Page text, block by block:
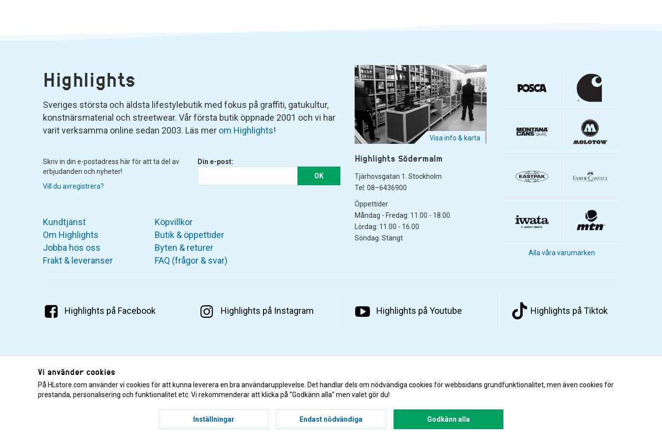
Highlights
Sveriges största och äldsta lifestylebutik med fokus på graffiti, gatukultur,
konstnärsmaterial och streetwear. Vår första butik öppnade 2001 och vi har
varit verksamma online sedan 2003. Läs mer om Highlights!
Skriv in din e-postadress här för att ta del av
erbjudanden och nyheter!
Vill du avregistrera?
Din e-post:
OK
Visa info & karta
Highlights Södermalm
Tjärhovsgatan 1. Stockholm
Tel: 08–6436900
Öppettider
Måndag - Fredag: 11.00 - 18.00
Lördag: 11.00 - 16.00
Söndag: Stängt
Kundtjänst
Om Highlights
Jobba hos oss
Frakt & leveranser
Köpvillkor
Butik & öppettider
Byten & returer
FAQ (frågor & svar)
Alla våra varumärken
Highlights på Facebook Highlights på Instagram Highlights på Youtube Highlights på Tiktok
© 2001–2026 Highlights/KR Distribution AB.
Vi använder cookies
På HLstore.com använder vi cookies för att kunna leverera en bra användarupplevelse. Det handlar dels om nödvändiga cookies för webbsidans grundfunktionalitet, men även cookies för
prestanda, personalisering och funktionalitet etc. Vi rekommenderar att klicka på "Godkänn alla" men valet gör du!
Inställningar Endast nödvändiga Godkänn alla